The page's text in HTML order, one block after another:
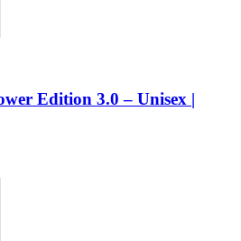
Edition 3.0 – Unisex |